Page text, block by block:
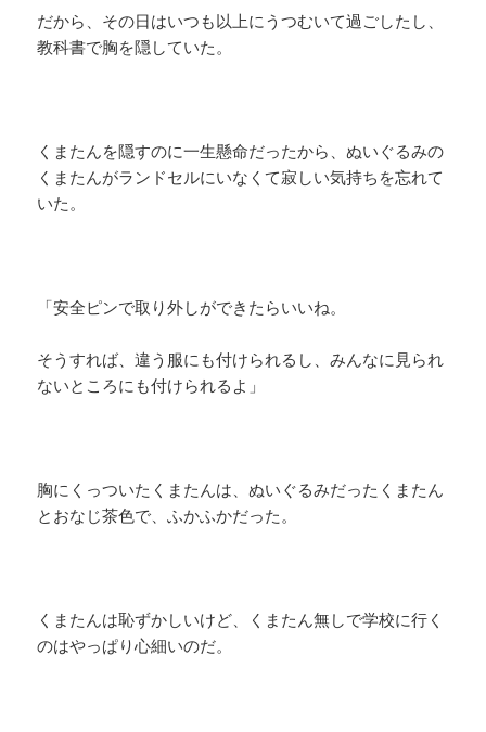
だから、その日はいつも以上にうつむいて過ごしたし、
教科書で胸を隠していた。
くまたんを隠すのに一生懸命だったから、ぬいぐるみの
くまたんがランドセルにいなくて寂しい気持ちを忘れて
いた。
「安全ピンで取り外しができたらいいね。
そうすれば、違う服にも付けられるし、みんなに見られ
ないところにも付けられるよ」
胸にくっついたくまたんは、ぬいぐるみだったくまたん
とおなじ茶色で、ふかふかだった。
くまたんは恥ずかしいけど、くまたん無しで学校に行く
のはやっぱり心細いのだ。